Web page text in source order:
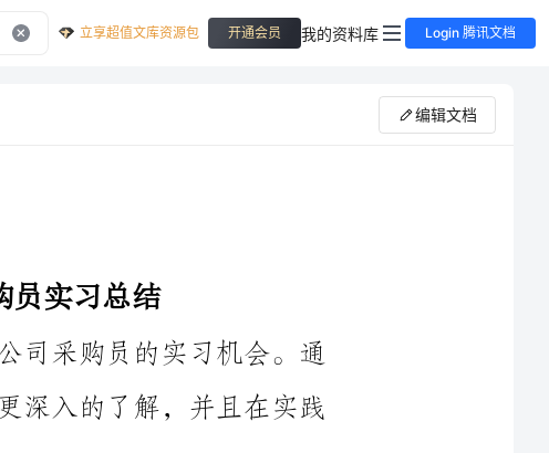
立享超值文库资源包 开通会员 我的资料库 Login 腾讯文档
编辑文档
____年暑假，我有幸获得了一份公司采购员的实习机会。通
首先，在实习期间，我了解了公司采购员的主要职责和工作